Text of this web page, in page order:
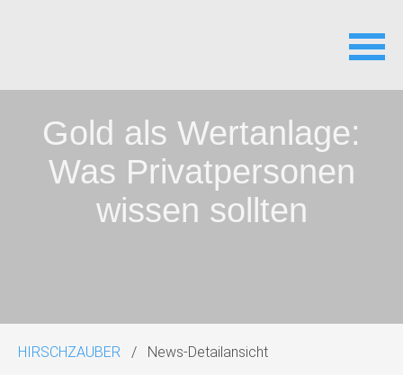
überspringen
Gold als Wertanlage:
Was Privatpersonen
wissen sollten
HIRSCHZAUBER News-Detailansicht